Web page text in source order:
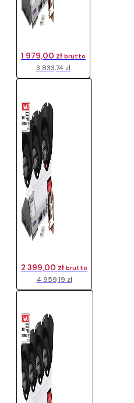
3 833,74 zł
1 979,00 zł brutto
4 959,19 zł
2 399,00 zł brutto